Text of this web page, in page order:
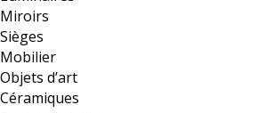
Miroirs
Sièges
Mobilier
Objets d’art
Céramiques